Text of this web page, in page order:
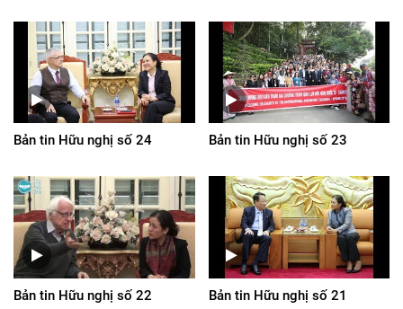
Bản tin Hữu nghị số 24 Bản tin Hữu nghị số 23
Bản tin Hữu nghị số 22 Bản tin Hữu nghị số 21